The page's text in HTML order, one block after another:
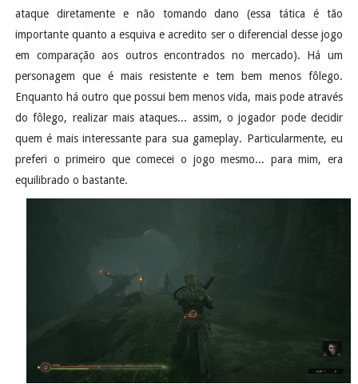
ataque diretamente e não tomando dano (essa tática é tão
importante quanto a esquiva e acredito ser o diferencial desse jogo
em comparação aos outros encontrados no mercado). Há um
personagem que é mais resistente e tem bem menos fôlego.
Enquanto há outro que possui bem menos vida, mais pode através
do fôlego, realizar mais ataques... assim, o jogador pode decidir
quem é mais interessante para sua gameplay. Particularmente, eu
preferi o primeiro que comecei o jogo mesmo... para mim, era
equilibrado o bastante.